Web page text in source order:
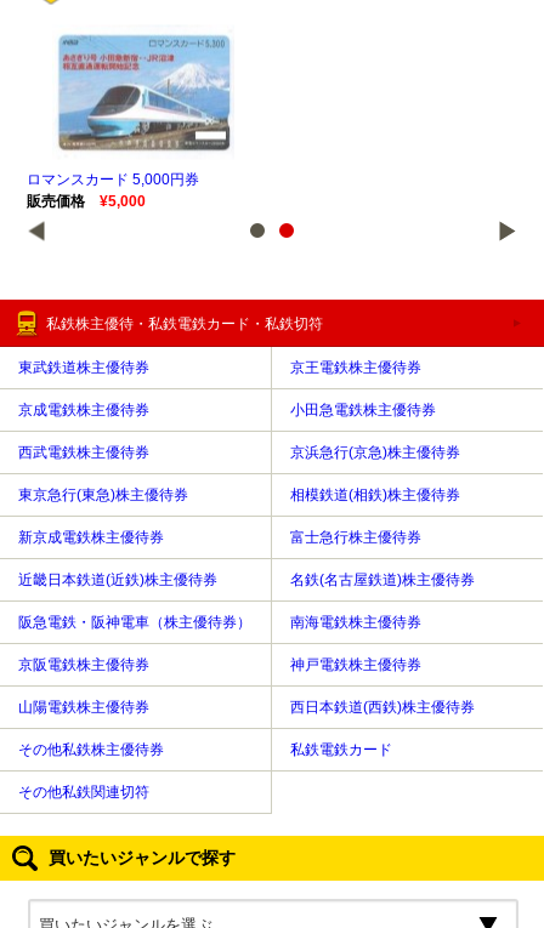
ロマンスカード 5,000円券
販売価格
¥5,000
私鉄株主優待・私鉄電鉄カード・私鉄切符
東武鉄道株主優待券 京王電鉄株主優待券
京成電鉄株主優待券 小田急電鉄株主優待券
西武電鉄株主優待券 京浜急行(京急)株主優待券
東京急行(東急)株主優待券 相模鉄道(相鉄)株主優待券
新京成電鉄株主優待券 富士急行株主優待券
近畿日本鉄道(近鉄)株主優待券 名鉄(名古屋鉄道)株主優待券
阪急電鉄・阪神電車（株主優待券） 南海電鉄株主優待券
京阪電鉄株主優待券 神戸電鉄株主優待券
山陽電鉄株主優待券 西日本鉄道(西鉄)株主優待券
その他私鉄株主優待券 私鉄電鉄カード
その他私鉄関連切符
買いたいジャンルで探す